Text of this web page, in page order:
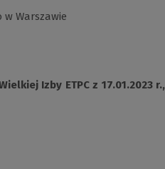
Warszawie
Izby ETPC z 17.01.2023 r.,